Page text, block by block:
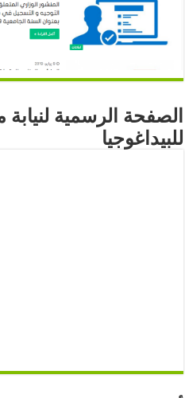
الصفحة الرسمية لنيابة
للبيداغوجيا